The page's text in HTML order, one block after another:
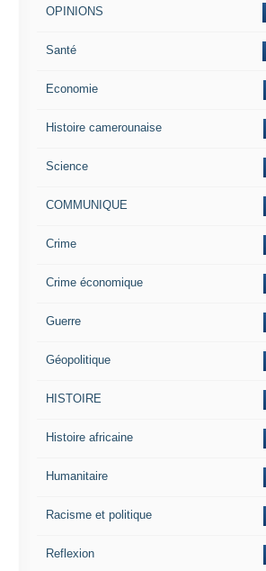
OPINIONS
Santé
Economie
Histoire camerounaise
Science
COMMUNIQUE
Crime
Crime économique
Guerre
Géopolitique
HISTOIRE
Histoire africaine
Humanitaire
Racisme et politique
Reflexion